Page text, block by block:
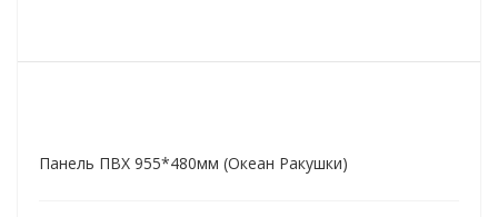
Панель ПВХ 955*480мм (Океан Ракушки)